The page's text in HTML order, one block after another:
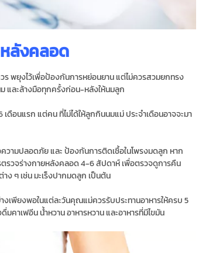
ลังคลอด
ร พยุงไว้เพื่อป้องกันการหย่อนยาน แต่ไม่ควรสวมยกทรง
ม และล้างมือทุกครั้งก่อน-หลังให้นมลูก
ดือนแรก แต่คน ที่ไม่ได้ให้ลูกกินนมแม่ ประจําเดือนอาจจะมา
ามปลอดภัย และ ป้องกันการติดเชื้อในโพรงมดลูก หาก
รวจร่างกายหลังคลอด 4-6 สัปดาห์ เพื่อตรวจดูการคืน
ๆ เช่น มะเร็งปากมดลูก เป็นต้น
พียงพอในแต่ละวันคุณแม่ควรรับประทานอาหารให้ครบ 5
าเฟอีน น้ําหวาน อาหารหวาน และอาหารที่มีไขมัน